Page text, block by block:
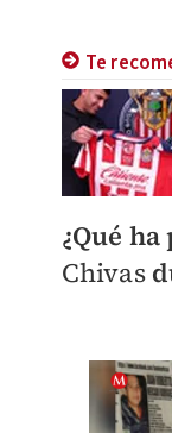
Te
¿Qué ha
Chivas